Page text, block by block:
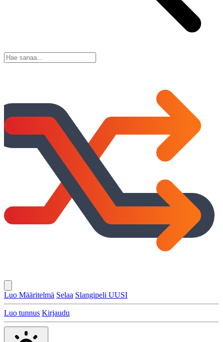
Luo Määritelmä Selaa Slangipeli UUSI
Luo tunnus Kirjaudu